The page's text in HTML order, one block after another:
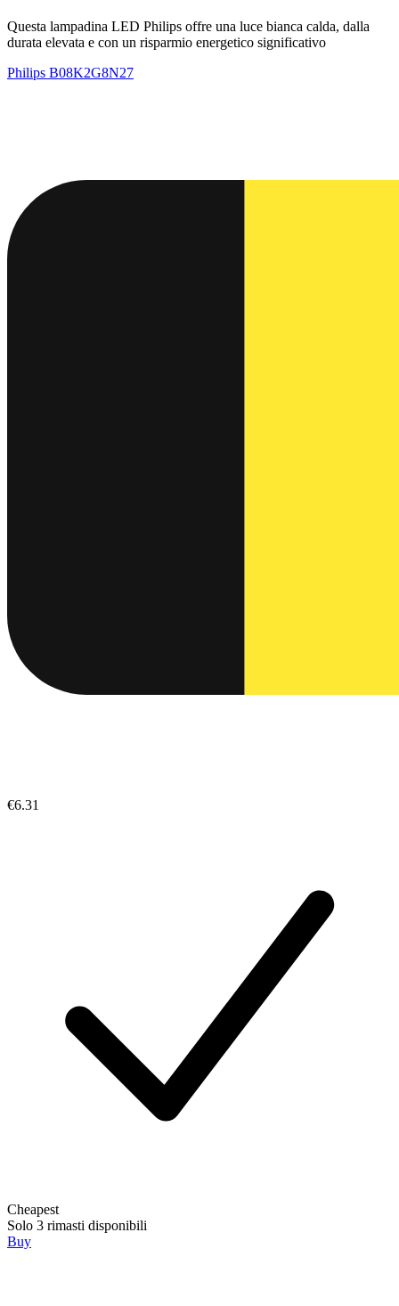
Questa lampadina LED Philips offre una luce bianca calda, dalla
durata elevata e con un risparmio energetico significativo
Philips B08K2G8N27
€6.31
Cheapest
Solo 3 rimasti disponibili
Buy